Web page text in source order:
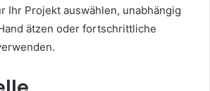
Ihr Projekt auswählen, unabhängig
ätzen oder fortschrittliche